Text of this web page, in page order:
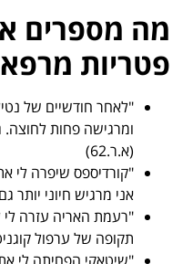
מה מספרים
פטריות מרפא
"לאחר חודשיים של
ומרגישה פחות לחוצה.
(א.ר.62)
"קורדיספס שיפרה לי
אני מרגיש חיוני יותר
"רעמת האריה עזרה לי
תקופה של ערפול